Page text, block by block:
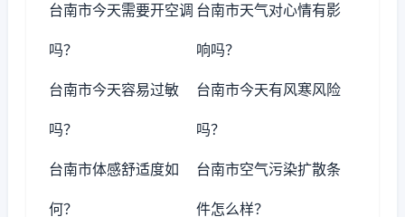
台南市今天需要开空调
吗？
台南市天气对心情有影
响吗？
台南市今天容易过敏
吗？
台南市今天有风寒风险
吗？
台南市体感舒适度如
何？
台南市空气污染扩散条
件怎么样？